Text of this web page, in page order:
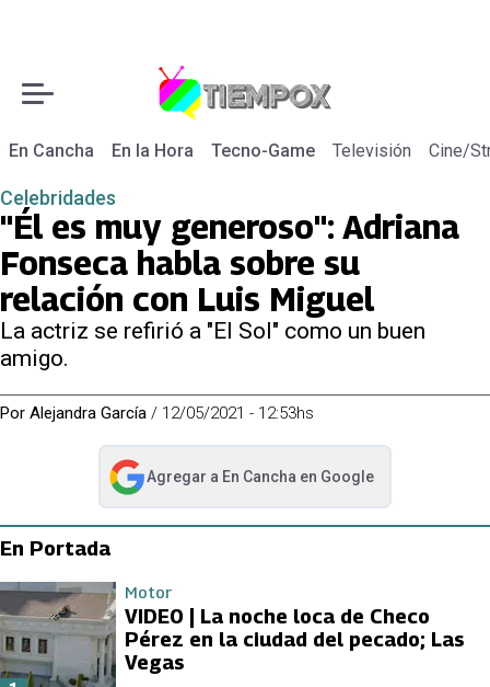
En Cancha En la Hora Tecno-Game Televisión Cine/
Celebridades
"Él es muy generoso": Adriana
Fonseca habla sobre su
relación con Luis Miguel
La actriz se refirió a "El Sol" como un buen
amigo.
Por Alejandra García / 12/05/2021 - 12:53hs
Agregar a En Cancha en Google
abre en nueva pestaña
En Portada
Motor
VIDEO | La noche loca de Checo
Pérez en la ciudad del pecado; Las
Vegas